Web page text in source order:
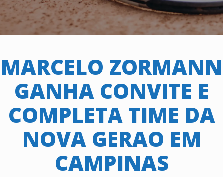
MARCELO ZORMANN
GANHA CONVITE E
COMPLETA TIME DA
NOVA GERAO EM
CAMPINAS